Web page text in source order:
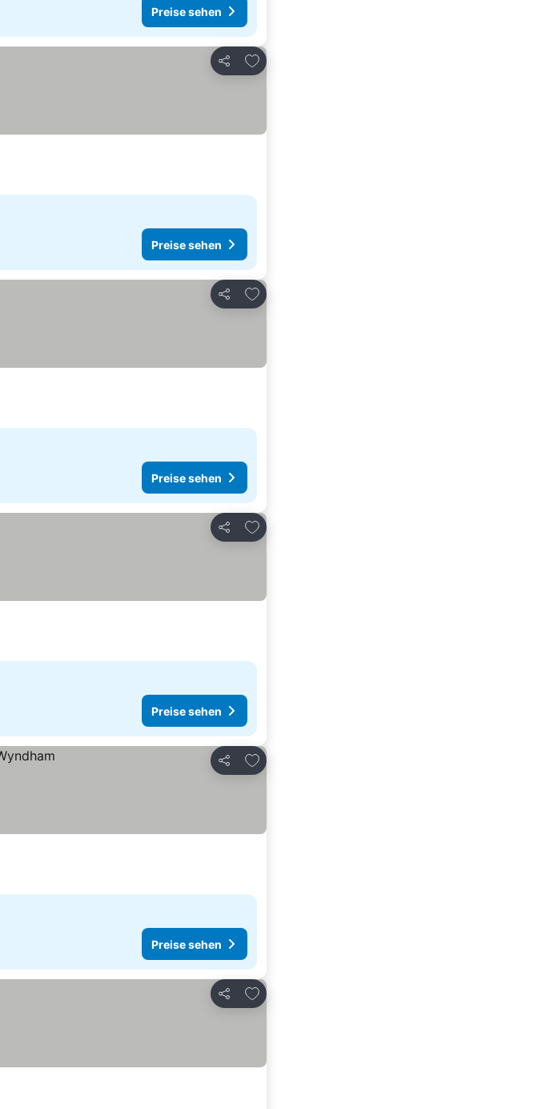
Preise sehen
Teilen
Zu Favoriten hinzufügen
Preise sehen
Teilen
Zu Favoriten hinzufügen
Preise sehen
Teilen
Zu Favoriten hinzufügen
Preise sehen
Teilen
Zu Favoriten hinzufügen
Preise sehen
Teilen
Zu Favoriten hinzufügen